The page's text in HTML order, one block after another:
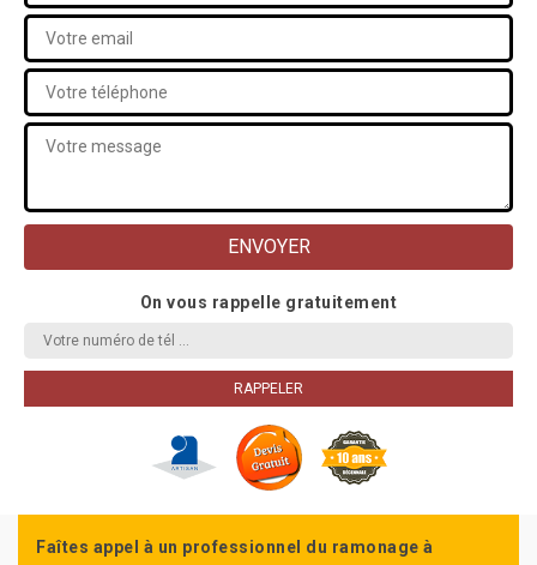
On vous rappelle gratuitement
Faîtes appel à un professionnel du ramonage à